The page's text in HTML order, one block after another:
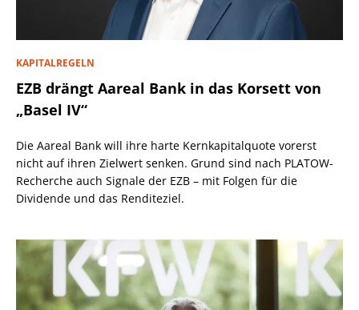
KAPITALREGELN
EZB drängt Aareal Bank in das Korsett von
„Basel IV“
Die Aareal Bank will ihre harte Kernkapitalquote vorerst
nicht auf ihren Zielwert senken. Grund sind nach PLATOW-
Recherche auch Signale der EZB – mit Folgen für die
Dividende und das Renditeziel.